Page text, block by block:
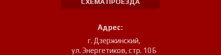
Адрес:
г. Дзержинский,
ул. Энергетиков, стр. 10Б